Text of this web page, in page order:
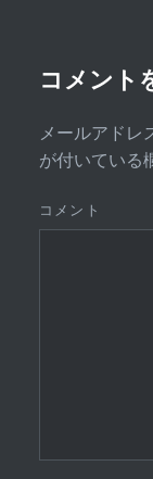
コメント
メールアドレ
が付いている
コメント